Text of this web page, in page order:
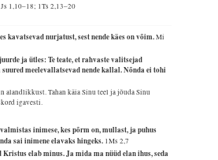
1,10–18; 1Ts 2,13–20
kavatsevad nurjatust, sest nende käes on võim.Mi
ja ütles: Te teate, et rahvaste valitsejad
suured meelevallatsevad nende kallal. Nõnda ei tohi
alandlikkust. Tahan käia Sinu teel ja jõuda Sinu
igavesti.
inimese, kes põrm on, mullast, ja puhus
sai inimene elavaks hingeks. 1Ms 2,7
elab minus. Ja mida ma nüüd elan ihus, seda